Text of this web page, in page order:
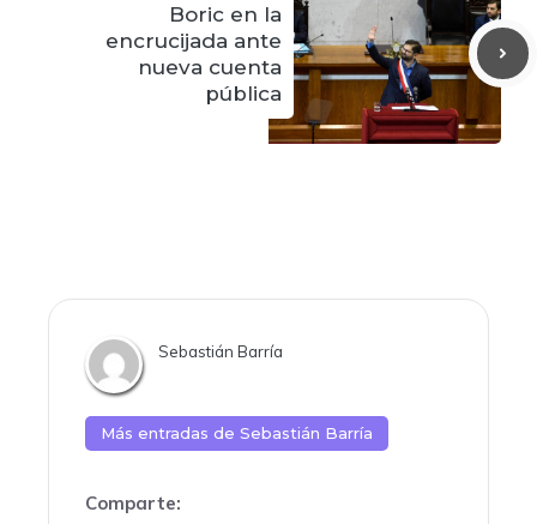
Boric en la
encrucijada ante
nueva cuenta
pública
Sebastián Barría
Más entradas de Sebastián Barría
Comparte: